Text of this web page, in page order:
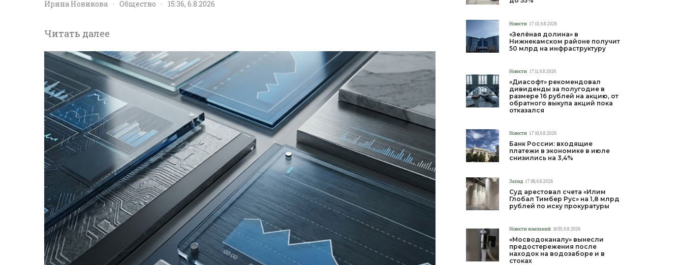
Ирина Новикова · Общество · 15:36, 6.8.2026
Читать далее
Новости 17:13, 6.8.2026
«Зелёная долина» в
Нижнекамском районе получит
50 млрд на инфраструктуру
Новости 17:11, 6.8.2026
«Диасофт» рекомендовал
дивиденды за полугодие в
размере 16 рублей на акцию, от
обратного выкупа акций пока
отказался
Новости 17:10, 6.8.2026
Банк России: входящие
платежи в экономике в июле
снизились на 3,4%
Запад 17:08, 6.8.2026
Суд арестовал счета «Илим
Глобал Тимбер Рус» на 1,8 млрд
рублей по иску прокуратуры
Новости компаний 16:53, 6.8.2026
«Мосводоканалу» вынесли
предостережения после
находок на водозаборе и в
стоках